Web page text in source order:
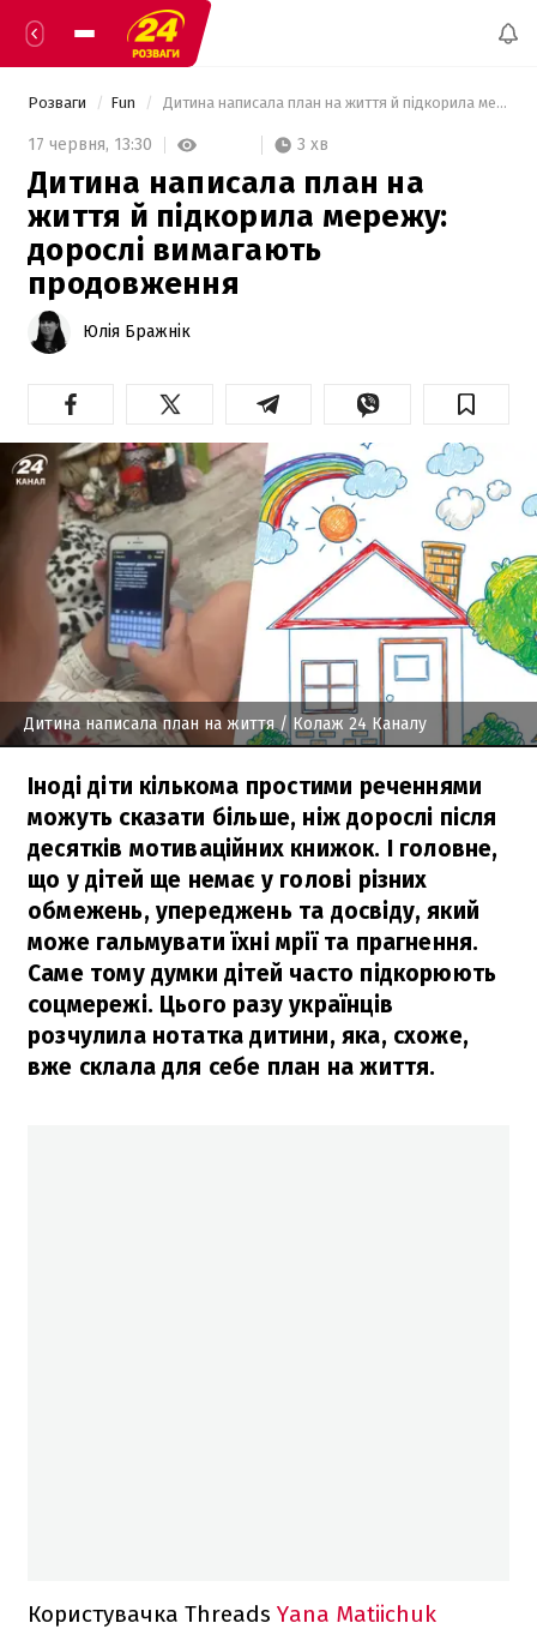
Розваги Fun Дитина написала план на життя й підкорила мережу: дорослі вимагають продовження
17 червня, 13:30 3 хв
Дитина написала план на
життя й підкорила мережу:
дорослі вимагають
продовження
Юлія Бражнік
Дитина написала план на життя/ Колаж 24 Каналу
Іноді діти кількома простими реченнями
можуть сказати більше, ніж дорослі після
десятків мотиваційних книжок. І головне,
що у дітей ще немає у голові різних
обмежень, упереджень та досвіду, який
може гальмувати їхні мрії та прагнення.
Саме тому думки дітей часто підкорюють
соцмережі. Цього разу українців
розчулила нотатка дитини, яка, схоже,
вже склала для себе план на життя.
Користувачка Threads Yana Matiichuk